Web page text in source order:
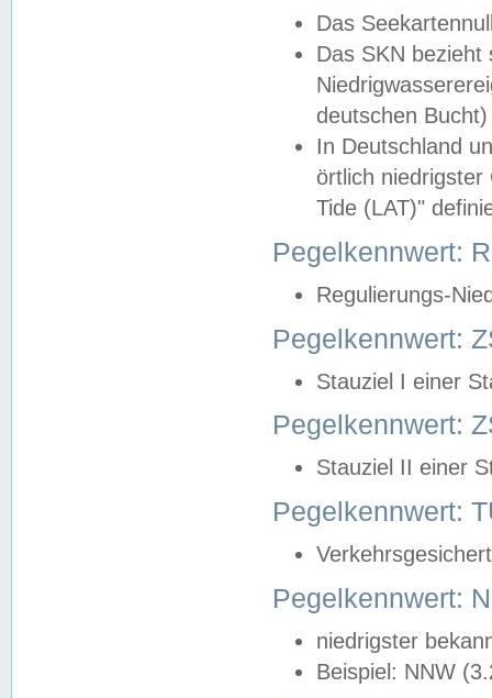
Das
Das SKN
deutschen
In Deutschland
örtlich
Tide (LAT)"
Pegelkennwert:
Regulierungs-
Pegelkennwert:
Stauziel I einer
Pegelkennwert:
Stauziel II einer
Pegelkennwert:
Pegelkennwert:
niedrigster
Beispiel: NNW